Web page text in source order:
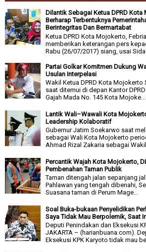
Dilantik Sebagai Ketua DPRD
Berharap Terbentuknya
Berintegritas Dan Bermartabat
Ketua DPRD Kota Mojokerto,
memberikan keterangan pers
Rabu (26/07/2017) siang, usai Sida...
Partai Golkar Komitmen Dukung
Usulan Interpelasi
Wakil Ketua DPRD Kota Mojokerto
saat ditemui di depan Kantor
Gajah Mada No. 145 Kota Mojoke...
Lantik Wali–Wawali Kota
Leadership Kolaboratif
Gubernur Jatim Soekarwo saat
sebagai Wali Kota Mojokerto
Ahmad Rizal Zakaria sebagai
Percantik Wajah Kota Mojokerto,
Pembenahan Taman Publik
Taman ditengah jalan sepanjang
Pahlawan yang tengah dibenahi,
Suasana taman di Perum Mage...
Soal Buka-bukaan Penyelidikan
Saya Tidak Mau Berpolemik, Saat
Deputi Penindakan dan Eksekusi
JAKARTA – (harianbuana.com).
Eksekusi KPK Karyoto tidak mau